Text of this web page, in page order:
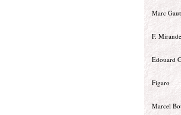
Marc
F. Mirande
Edouard
Figaro
Marcel